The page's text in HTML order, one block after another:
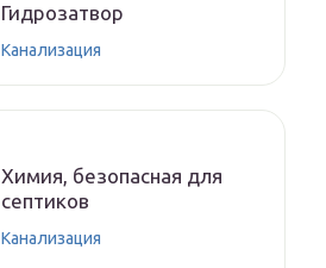
Гидрозатвор
Канализация
Химия, безопасная для
септиков
Канализация